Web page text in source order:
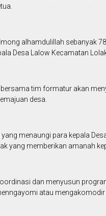
alhamdulillah sebanyak
Desa Lalow Kecamatan
bersama tim formatur akan
desa.
menaungi para kepala
yang memberikan amanah
dan menyusun
atau